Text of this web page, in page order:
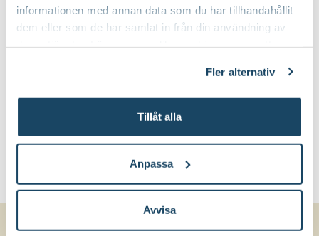
informationen med annan data som du har tillhandahållit
dem eller som de har samlat in från din användning av
Fler alternativ
Tillåt alla
Anpassa
Avvisa
Beskärningssätt:
Beskär ner till marknivå och putsa lätt
efter blomning